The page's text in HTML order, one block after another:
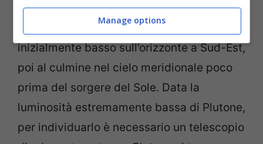
poco prima di Giove. Lo si potrà osservare
nella seconda parte della notte,
inizialmente basso sull’orizzonte a Sud-Est,
poi al culmine nel cielo meridionale poco
prima del sorgere del Sole. Data la
luminosità estremamente bassa di Plutone,
per individuarlo è necessario un telescopio
Manage options